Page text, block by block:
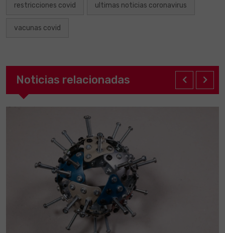
restricciones covid ultimas noticias coronavirus
vacunas covid
Noticias relacionadas